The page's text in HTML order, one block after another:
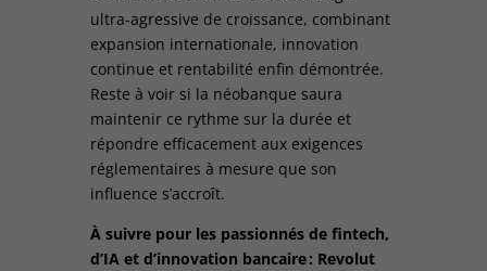
ultra-agressive de croissance, combinant
expansion internationale, innovation
continue et rentabilité enfin démontrée.
Reste à voir si la néobanque saura
maintenir ce rythme sur la durée et
répondre efficacement aux exigences
réglementaires à mesure que son
influence s’accroît.
À suivre pour les passionnés de fintech,
d’IA et d’innovation bancaire : Revolut